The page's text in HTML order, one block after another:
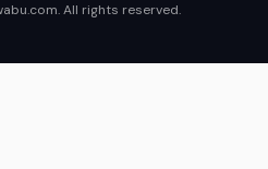
All rights reserved.